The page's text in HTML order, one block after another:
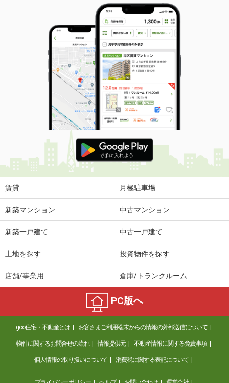
富山県富山市綾田町１丁目
24.17m²
間取り
ワンルーム
富山県富山市水橋辻ヶ堂
価 格
6.10万円
住 所
富山県富山市水橋辻ヶ堂
専有面積 50.04m²
間取り
2LDK
富山県富山市豊若町３
価 格
6.60万円
住 所
富山県富山市豊若町３
専有面積
富山県富山市下新本町
6.35万円
富山県富山市下新本町
6.90万円
住 所
富山県富山市下新本町
専有面積 50.37m²
間取り
1LDK
富山県砺波市苗加
賃貸 月極駐車場
新築マンション 中古マンション
新築一戸建て 中古一戸建て
土地を探す 投資物件を探す
店舗/事業用 倉庫/トランクルーム
PC版へ
goo住宅・不動産とは お客さまご利用端末からの情報の外部送信について
物件に関するお問合せの流れ 情報提供元 不動産情報に関する免責事項
個人情報の取り扱いについて 消費税に関する表記について